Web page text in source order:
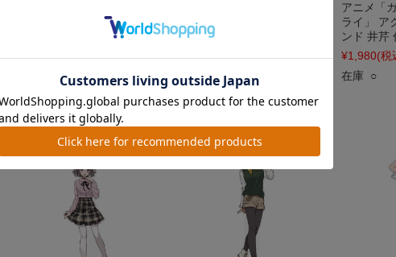
ライ」 B2タペストリー トゲ
¥3,300(税込)
ライ」 B2タペストリー トゲ
ナシトゲアリ vol.4
¥3,300(税込)
在庫 ○
アニメ「
ライ」 ア
ンド 井芹
¥1,980(税
在庫 ○